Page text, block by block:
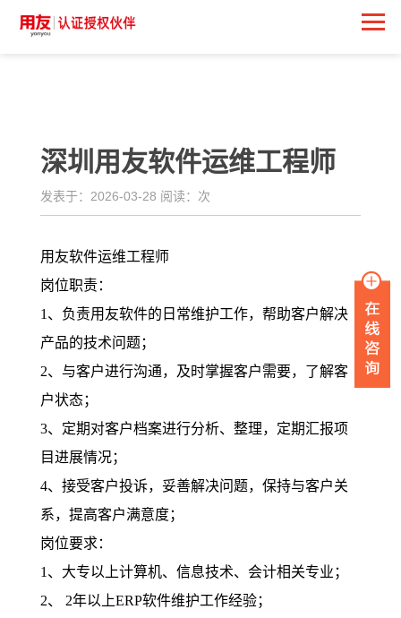
深圳用友软件运维工程师
发表于：2026-03-28 阅读： 次
用友软件运维工程师
岗位职责：
1、负责用友软件的日常维护工作，帮助客户解决
产品的技术问题；
2、与客户进行沟通，及时掌握客户需要，了解客
户状态；
3、定期对客户档案进行分析、整理，定期汇报项
目进展情况；
4、接受客户投诉，妥善解决问题，保持与客户关
系，提高客户满意度；
岗位要求：
1、大专以上计算机、信息技术、会计相关专业；
2、 2年以上ERP软件维护工作经验；